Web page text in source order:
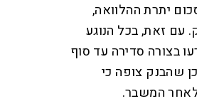
יתרת ההלוואה,
עם זאת, בכל הנוגע
בצורה סדירה עד סוף
וכן שהבנק צופה כי
המשבר.